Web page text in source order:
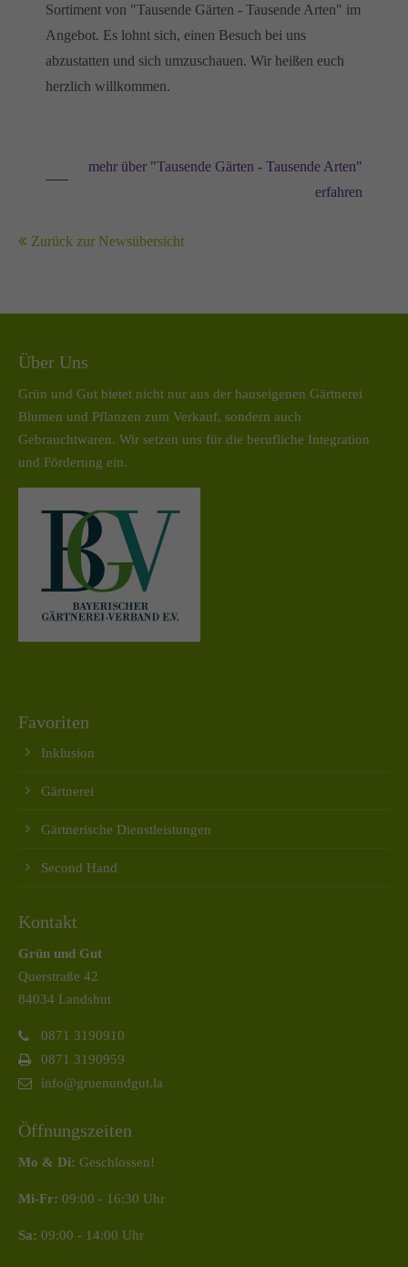
Sortiment von "Tausende Gärten - Tausende Arten" im
Angebot. Es lohnt sich, einen Besuch bei uns
abzustatten und sich umzuschauen. Wir heißen euch
herzlich willkommen.
mehr über "Tausende Gärten - Tausende Arten"
erfahren
Zurück zur Newsübersicht
Über Uns
Grün und Gut bietet nicht nur aus der hauseigenen Gärtnerei
Blumen und Pflanzen zum Verkauf, sondern auch
Gebrauchtwaren. Wir setzen uns für die berufliche Integration
und Förderung ein.
Favoriten
Inklusion
Gärtnerei
Gärtnerische Dienstleistungen
Second Hand
Kontakt
Grün und Gut
Querstraße 42
84034 Landshut
0871 3190910
0871 3190959
info@gruenundgut.la
Öffnungszeiten
Mo & Di: Geschlossen!
Mi-Fr: 09:00 - 16:30 Uhr
Sa: 09:00 - 14:00 Uhr